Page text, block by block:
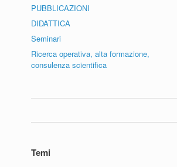
PUBBLICAZIONI
DIDATTICA
Seminari
Ricerca operativa, alta formazione,
consulenza scientifica
Temi